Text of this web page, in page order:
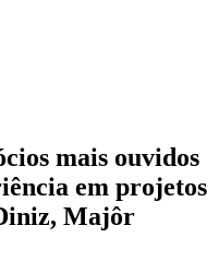
mais ouvidos
em projetos
Majôr